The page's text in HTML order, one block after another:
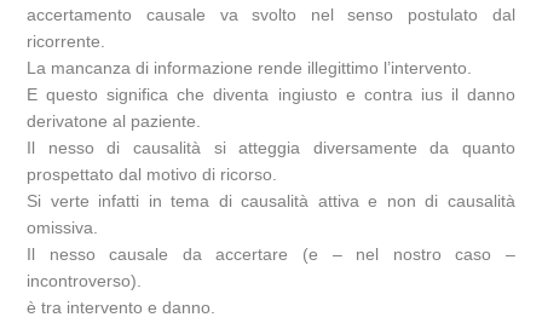
accertamento causale va svolto nel senso postulato dal
ricorrente.
La mancanza di informazione rende illegittimo l’intervento.
E questo significa che diventa ingiusto e contra ius il danno
derivatone al paziente.
Il nesso di causalità si atteggia diversamente da quanto
prospettato dal motivo di ricorso.
Si verte infatti in tema di causalità attiva e non di causalità
omissiva.
Il nesso causale da accertare (e – nel nostro caso –
incontroverso).
è tra intervento e danno.